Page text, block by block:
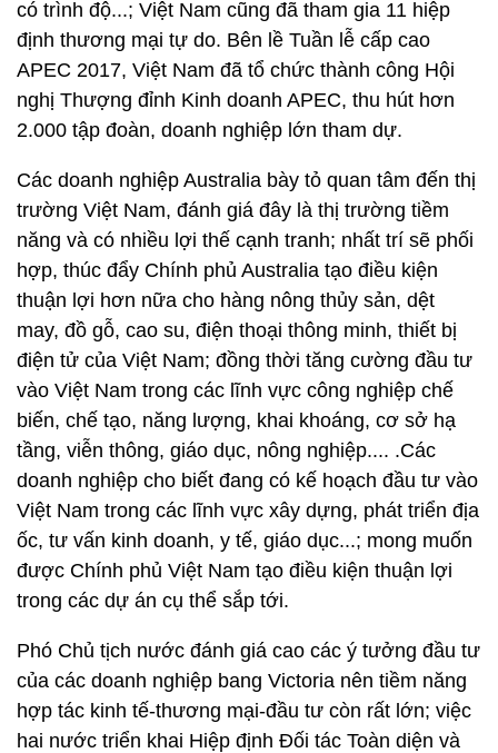
có trình độ...; Việt Nam cũng đã tham gia 11 hiệp
định thương mại tự do. Bên lề Tuần lễ cấp cao
APEC 2017, Việt Nam đã tổ chức thành công Hội
nghị Thượng đỉnh Kinh doanh APEC, thu hút hơn
2.000 tập đoàn, doanh nghiệp lớn tham dự.
Các doanh nghiệp Australia bày tỏ quan tâm đến thị
trường Việt Nam, đánh giá đây là thị trường tiềm
năng và có nhiều lợi thế cạnh tranh; nhất trí sẽ phối
hợp, thúc đẩy Chính phủ Australia tạo điều kiện
thuận lợi hơn nữa cho hàng nông thủy sản, dệt
may, đồ gỗ, cao su, điện thoại thông minh, thiết bị
điện tử của Việt Nam; đồng thời tăng cường đầu tư
vào Việt Nam trong các lĩnh vực công nghiệp chế
biến, chế tạo, năng lượng, khai khoáng, cơ sở hạ
tầng, viễn thông, giáo dục, nông nghiệp.... .Các
doanh nghiệp cho biết đang có kế hoạch đầu tư vào
Việt Nam trong các lĩnh vực xây dựng, phát triển địa
ốc, tư vấn kinh doanh, y tế, giáo dục...; mong muốn
được Chính phủ Việt Nam tạo điều kiện thuận lợi
trong các dự án cụ thể sắp tới.
Phó Chủ tịch nước đánh giá cao các ý tưởng đầu tư
của các doanh nghiệp bang Victoria nên tiềm năng
hợp tác kinh tế-thương mại-đầu tư còn rất lớn; việc
hai nước triển khai Hiệp định Đối tác Toàn diện và